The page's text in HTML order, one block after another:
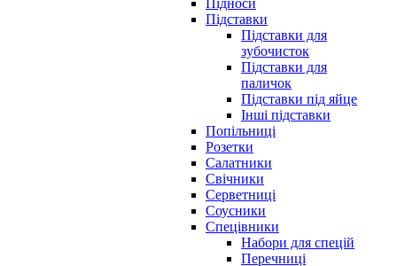
Підноси
Підставки
Підставки для
зубочисток
Підставки для
паличок
Підставки під яйце
Інші підставки
Попільниці
Розетки
Салатники
Свічники
Серветниці
Соусники
Спецівники
Набори для спецій
Перечниці